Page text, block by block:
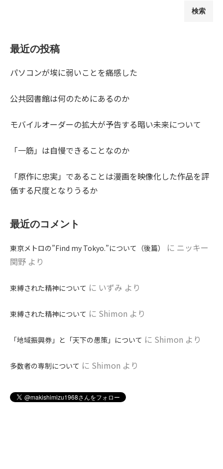
検索
最近の投稿
パソコンが埃に弱いことを痛感した
公共図書館は何のためにあるのか
モバイルオーダーの拡大が予告する暗い未来について
「一筋」は自慢できることなのか
「原作に忠実」であることは漫画を映像化した作品を評
価する尺度となりうるか
最近のコメント
東京メトロの”Find my Tokyo.”について（後篇） に ニッキー
関野 より
束縛された精神について に いずみ より
束縛された精神について に Shimon より
「地域振興券」と「天下の愚策」について に Shimon より
多数者の専制について に Shimon より